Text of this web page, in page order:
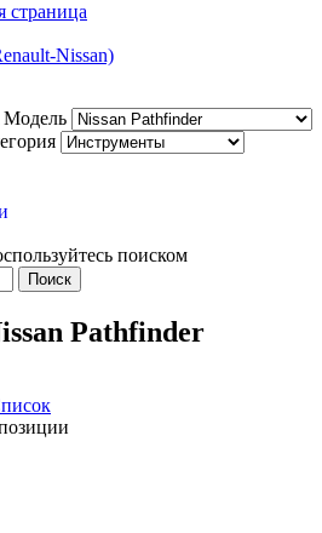
страница
Nissan)
Модель
поиском
Pathfinder